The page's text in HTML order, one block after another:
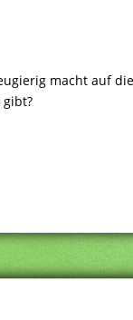
macht auf
gibt?